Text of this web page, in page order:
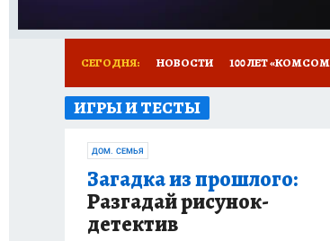
СЕГОДНЯ: НОВОСТИ 100 ЛЕТ
87 ЛЕТ ХАБАРОВСКОМУ КРАЮ
ИСПЫТАНО НА СЕБЕ
ИГРЫ И ТЕСТЫ
ДОМ. СЕМЬЯ
Загадка из прошлого:
Разгадай рисунок-
детектив